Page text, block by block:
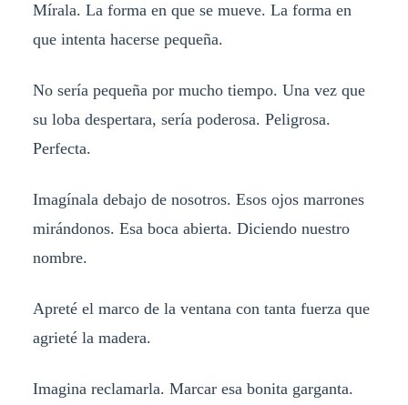
Mírala. La forma en que se mueve. La forma en
que intenta hacerse pequeña.
No sería pequeña por mucho tiempo. Una vez que
su loba despertara, sería poderosa. Peligrosa.
Perfecta.
Imagínala debajo de nosotros. Esos ojos marrones
mirándonos. Esa boca abierta. Diciendo nuestro
nombre.
Apreté el marco de la ventana con tanta fuerza que
agrieté la madera.
Imagina reclamarla. Marcar esa bonita garganta.